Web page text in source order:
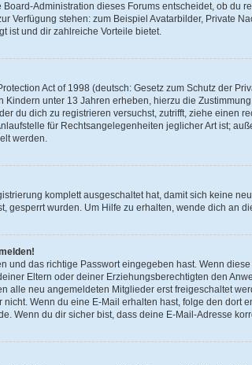
Administration dieses Forums entscheidet, ob du
Verfügung stehen: zum Beispiel Avatarbilder, Private
ist und dir zahlreiche Vorteile bietet.
Act of 1998 (deutsch: Gesetz zum Schutz der
unter 13 Jahren erheben, hierzu die
du dich zu registrieren versuchst, zutrifft, ziehe einen
für Rechtsangelegenheiten jeglicher Art ist;
werden.
komplett ausgeschaltet hat, damit sich keine
gesperrt wurden. Um Hilfe zu erhalten, wende dich an
und das richtige Passwort eingegeben hast. Wenn
Eltern oder deiner Erziehungsberechtigten den
alle neu angemeldeten Mitglieder erst freigeschaltet
Wenn du eine E-Mail erhalten hast, folge den
Wenn du dir sicher bist, dass deine E-Mail-Adresse